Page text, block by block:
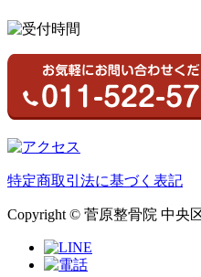
特定商取引法に基づく表記
Copyright © 菅原整骨院 中央